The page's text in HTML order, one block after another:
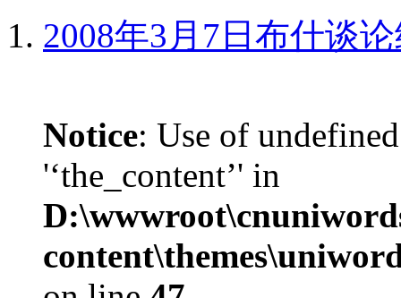
2008年3月7日布什谈
Notice: Use of
'‘the_content’' in